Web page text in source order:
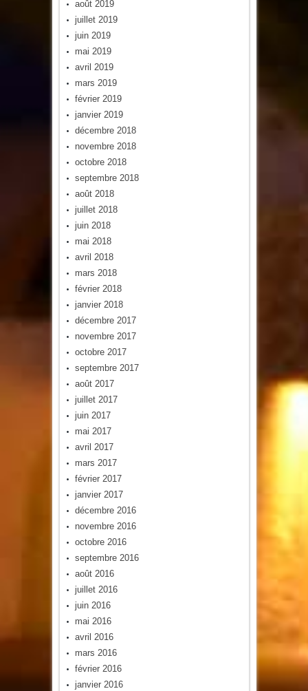
août 2019
juillet 2019
juin 2019
mai 2019
avril 2019
mars 2019
février 2019
janvier 2019
décembre 2018
novembre 2018
octobre 2018
septembre 2018
août 2018
juillet 2018
juin 2018
mai 2018
avril 2018
mars 2018
février 2018
janvier 2018
décembre 2017
novembre 2017
octobre 2017
septembre 2017
août 2017
juillet 2017
juin 2017
mai 2017
avril 2017
mars 2017
février 2017
janvier 2017
décembre 2016
novembre 2016
octobre 2016
septembre 2016
août 2016
juillet 2016
juin 2016
mai 2016
avril 2016
mars 2016
février 2016
janvier 2016